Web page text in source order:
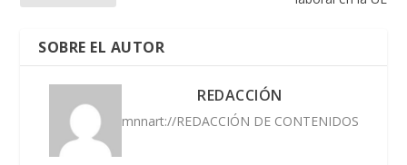
SOBRE EL AUTOR
REDACCIÓN
mnnart://REDACCIÓN DE CONTENIDOS